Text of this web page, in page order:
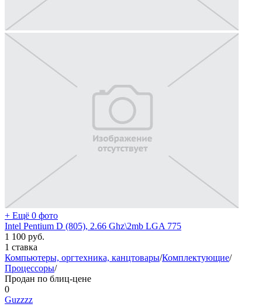
+ Ещё 0 фото
Intel Pentium D (805), 2.66 Ghz\2mb LGA 775
1 100 руб.
1 ставка
Компьютеры, оргтехника, канцтовары/Комплектующие/
Процессоры/
Продан по блиц-цене
0
Guzzzz